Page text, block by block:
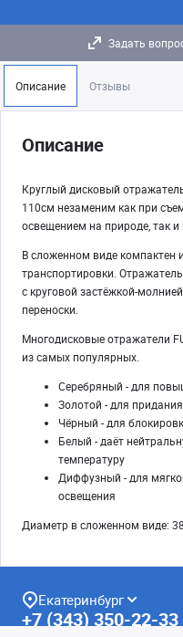
Задать
Описание Отзывы
Описание
Круглый дисковый
110см незаменим как при
освещением на природе, так и
В сложенном виде компактен
транспортировки.
с круговой застёжкой-
переноски.
Многодисковые отражатели
из самых популярных.
Серебряный - для
Золотой - для
Чёрный - для
Белый - даёт
температуру
Диффузный - для
освещения
Диаметр в сложенном виде:
Екатеринбург
+7 (343) 350-22-33